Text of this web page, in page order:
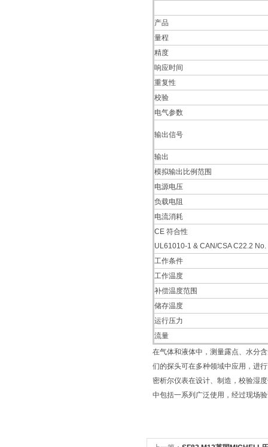
产品
量程
精度
响应时间
重复性
校验
电气参数
输出信号
输出
模拟输出比例范围
电源电压
负载电阻
电流消耗
CE 符合性
UL61010-1 & CAN/CSA C22.2
工作条件
工作温度
补偿温度范围
储存温度
运行压力
流量
在气体和液体中，测量露点、水分
们的探头可在多种领域中应用，进
密析尔仪表在设计、制造，校验湿
中包括一系列广泛使用，经过现场